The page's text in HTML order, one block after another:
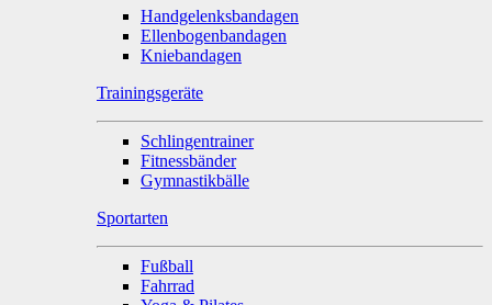
Handgelenksbandagen
Ellenbogenbandagen
Kniebandagen
Trainingsgeräte
Schlingentrainer
Fitnessbänder
Gymnastikbälle
Sportarten
Fußball
Fahrrad